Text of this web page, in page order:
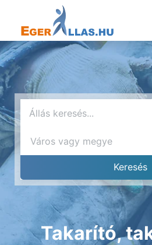
Takarító,